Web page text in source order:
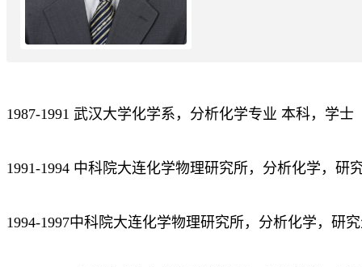
1987-1991 武汉大学化学系，分析化学专业 本科，学士
1991-1994 中科院大连化学物理研究所，分析化学，研
1994-1997中科院大连化学物理研究所，分析化学，研